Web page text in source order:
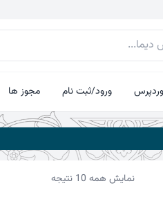
ورود/ثبت نام مجوز ها
نمایش همه 10 نتیجه
مرتب‌سازی